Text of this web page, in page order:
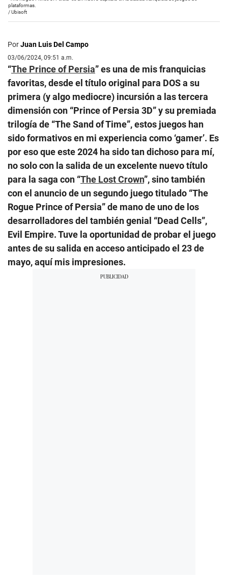
plataformas.
/Ubisoft
PorJuan Luis Del Campo
03/06/2024, 09:51 a.m.
“The Prince of Persia” es una de mis franquicias
favoritas, desde el título original para DOS a su
primera (y algo mediocre) incursión a las tercera
dimensión con “Prince of Persia 3D” y su premiada
trilogía de “The Sand of Time”, estos juegos han
sido formativos en mi experiencia como ‘gamer’. Es
por eso que este 2024 ha sido tan dichoso para mí,
no solo con la salida de un excelente nuevo título
para la saga con “The Lost Crown”, sino también
con el anuncio de un segundo juego titulado “The
Rogue Prince of Persia” de mano de uno de los
desarrolladores del también genial “Dead Cells”,
Evil Empire. Tuve la oportunidad de probar el juego
antes de su salida en acceso anticipado el 23 de
mayo, aquí mis impresiones.